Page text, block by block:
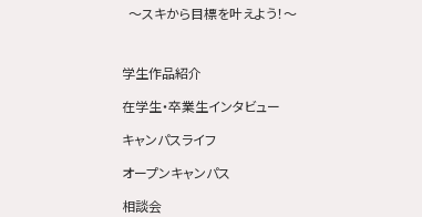
〜スキから目標を叶えよう！〜
学生作品紹介
在学生・卒業生インタビュー
キャンパスライフ
オープンキャンパス
相談会